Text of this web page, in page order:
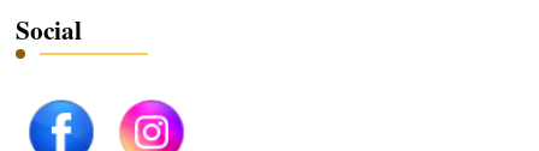
Social